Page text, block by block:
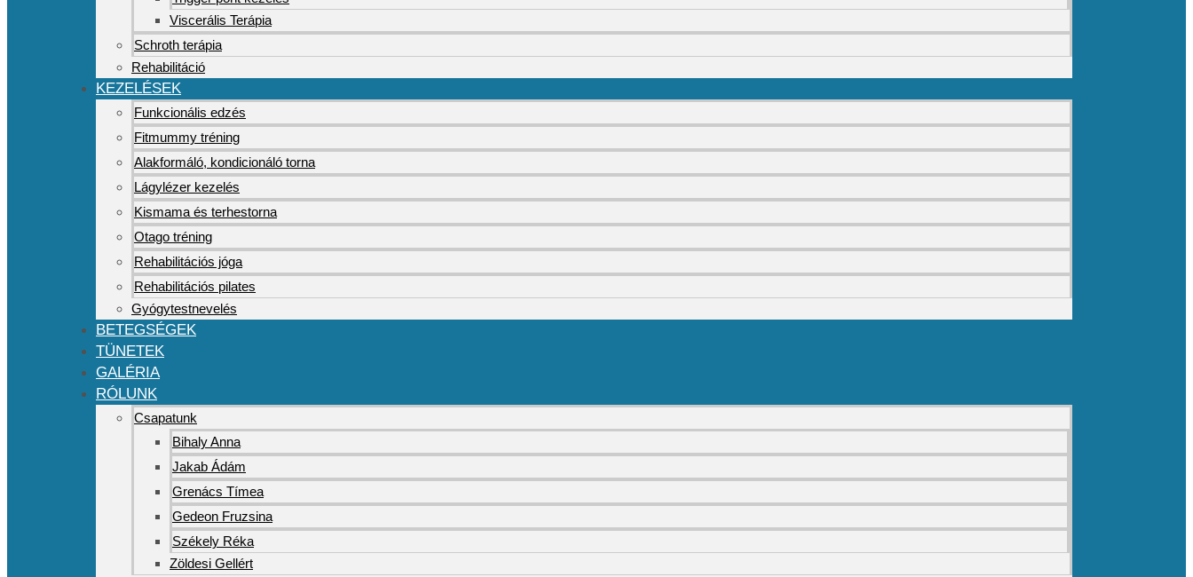
Viscerális Terápia
Schroth terápia
Rehabilitáció
KEZELÉSEK
Funkcionális edzés
Fitmummy tréning
Alakformáló, kondicionáló torna
Lágylézer kezelés
Kismama és terhestorna
Otago tréning
Rehabilitációs jóga
Rehabilitációs pilates
Gyógytestnevelés
BETEGSÉGEK
TÜNETEK
GALÉRIA
RÓLUNK
Csapatunk
Bihaly Anna
Jakab Ádám
Grenács Tímea
Gedeon Fruzsina
Székely Réka
Zöldesi Gellért